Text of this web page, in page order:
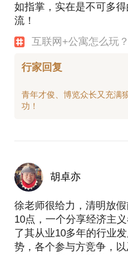
如指掌，实在是不可多
流！
互联网+公寓怎么玩？
行家回复
青年才俊、博览众长又充满
胡卓亦
徐老师很给力，清明放
10点，一个分享经济主
了其从业10多年的行业
势，各个参与方竞争，